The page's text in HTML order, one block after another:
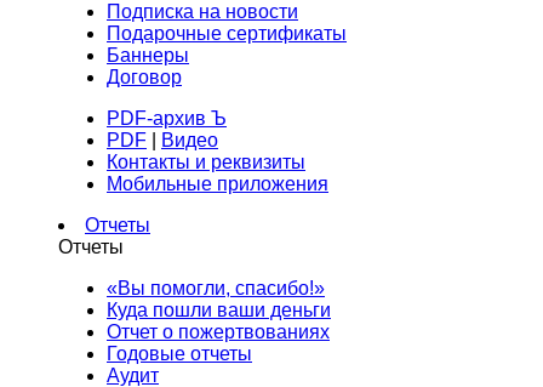
Подписка на новости
Подарочные сертификаты
Баннеры
Договор
PDF-архив Ъ
PDF
Видео
Контакты и реквизиты
Мобильные приложения
Отчеты
Отчеты
«Вы помогли, спасибо!»
Куда пошли ваши деньги
Отчет о пожертвованиях
Годовые отчеты
Аудит